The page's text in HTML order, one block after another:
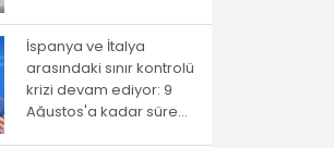
İspanya ve İtalya
arasındaki sınır kontrolü
krizi devam ediyor: 9
Ağustos'a kadar süre